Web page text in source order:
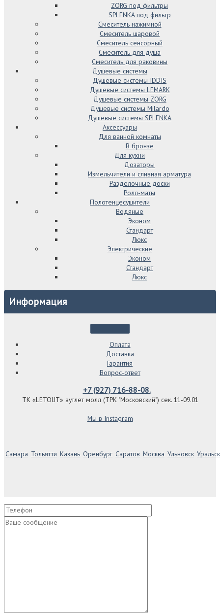
ZORG под фильтры
SPLENKA под фильтр
Смеситель нажимной
Смеситель шаровой
Смеситель сенсорный
Смеситель для душа
Смеситель для раковины
Душевые системы
Душевые системы IDDIS
Душевые системы LEMARK
Душевые системы ZORG
Душевые системы Milardo
Душевые системы SPLENKA
Аксессуары
Для ванной комнаты
В бронзе
Для кухни
Дозаторы
Измельчители и сливная арматура
Разделочные доски
Ролл-маты
Полотенцесушители
Водяные
Эконом
Стандарт
Люкс
Электрические
Эконом
Стандарт
Люкс
Информация
Оплата
Доставка
Гарантия
Вопрос-ответ
+7 (927) 716-88-08.
ТК «LETOUT» аутлет молл (ТРК "Московский") сек. 11-09.01
Мы в Instagram
Самара Тольятти Казань Оренбург Саратов Москва Ульновск Уральск